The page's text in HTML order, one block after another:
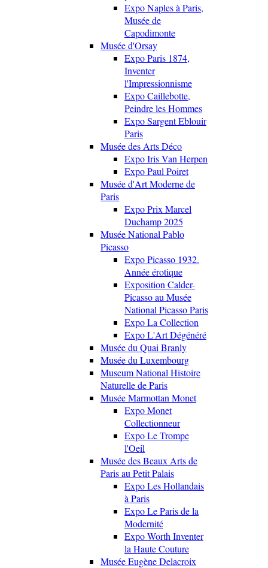
Expo Naples à Paris,
Musée de
Capodimonte
Musée d'Orsay
Expo Paris 1874,
Inventer
l'Impressionnisme
Expo Caillebotte,
Peindre les Hommes
Expo Sargent Eblouir
Paris
Musée des Arts Déco
Expo Iris Van Herpen
Expo Paul Poiret
Musée d'Art Moderne de
Paris
Expo Prix Marcel
Duchamp 2025
Musée National Pablo
Picasso
Expo Picasso 1932.
Année érotique
Exposition Calder-
Picasso au Musée
National Picasso Paris
Expo La Collection
Expo L'Art Dégénéré
Musée du Quai Branly
Musée du Luxembourg
Museum National Histoire
Naturelle de Paris
Musée Marmottan Monet
Expo Monet
Collectionneur
Expo Le Trompe
l'Oeil
Musée des Beaux Arts de
Paris au Petit Palais
Expo Les Hollandais
à Paris
Expo Le Paris de la
Modernité
Expo Worth Inventer
la Haute Couture
Musée Eugène Delacroix